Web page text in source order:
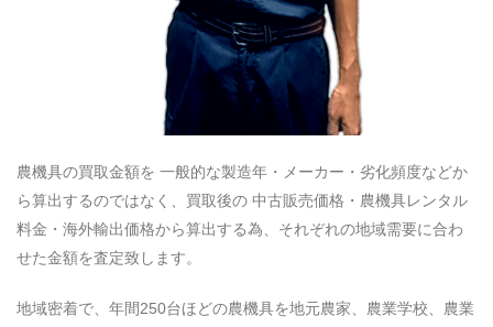
農機具の買取金額を 一般的な製造年・メーカー・劣化頻度などか
ら算出するのではなく、買取後の 中古販売価格・農機具レンタル
料金・海外輸出価格から算出する為、それぞれの地域需要に合わ
せた金額を査定致します。
地域密着で、年間250台ほどの農機具を地元農家、農業学校、農業